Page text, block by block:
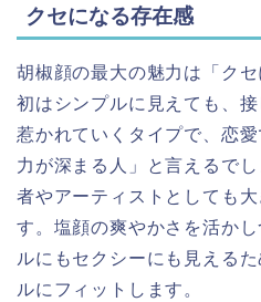
クセになる存在感
胡椒顔の最大の魅力は「ク
初はシンプルに見えても、
惹かれていくタイプで、恋
力が深まる人」と言えるで
者やアーティストとしても
す。塩顔の爽やかさを活か
ルにもセクシーにも見える
ルにフィットします。